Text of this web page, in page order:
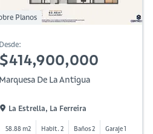
Planos
Desde:
$414,900,000
Marquesa De La Antigua
La Estrella, La Ferreira
58.88 m2 Habit. 2 Baños 2 Garaje 1